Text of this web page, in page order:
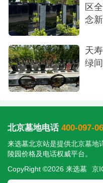
区
念
天
绿
北京墓地电话 400-097-
来选墓北京站是提供北京墓地
陵园价格及电话权威平台。
CopyRight ©2026 来选墓
京